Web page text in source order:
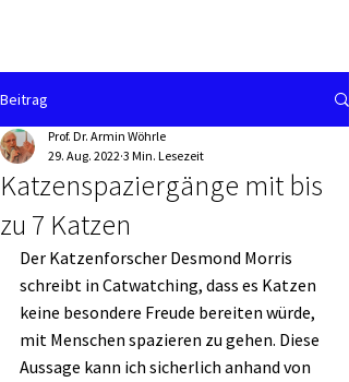
Beitrag
Katzenspaziergänge mit bis
zu 7 Katzen
Prof. Dr. Armin Wöhrle
29. Aug. 2022 3 Min. Lesezeit
Der Katzenforscher Desmond Morris
schreibt in Catwatching, dass es Katzen
keine besondere Freude bereiten würde,
mit Menschen spazieren zu gehen. Diese
Aussage kann ich sicherlich anhand von